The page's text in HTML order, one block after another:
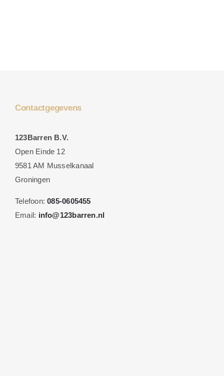
Contactgegevens
123Barren B.V.
Open Einde 12
9581 AM Musselkanaal
Groningen
Telefoon:085-0605455
Email: info@123barren.nl